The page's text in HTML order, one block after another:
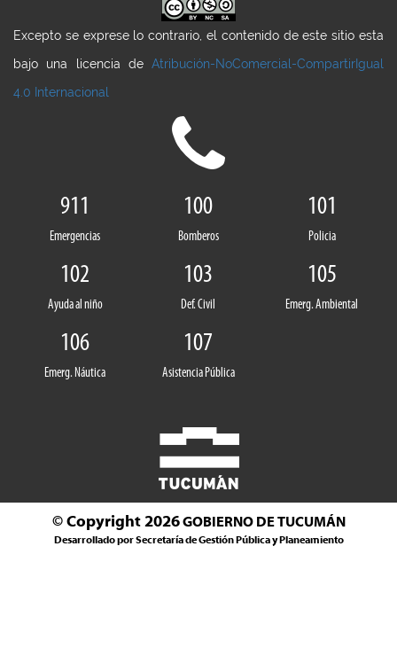
Excepto se exprese lo contrario, el contenido de este sitio esta
bajo una licencia de Atribución-NoComercial-CompartirIgual
4.0 Internacional
911
Emergencias
100
Bomberos
101
Policia
102
Ayuda al niño
103
Def. Civil
105
Emerg. Ambiental
106
Emerg. Náutica
107
Asistencia Pública
© Copyright 2026GOBIERNO DE TUCUMÁN
Desarrollado por Secretaría de Gestión Pública y Planeamiento